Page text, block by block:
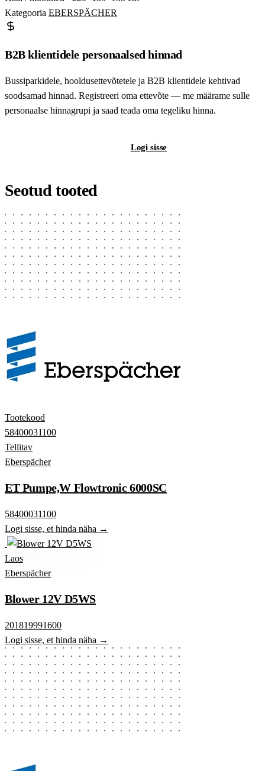
Kategooria EBERSPÄCHER
B2B klientidele personaalsed hinnad
Bussiparkidele, hooldusettevõtetele ja B2B klientidele kehtivad
soodsamad hinnad. Registreeri oma ettevõte — me määrame sulle
personaalse hinnagrupi ja saad teada oma tegeliku hinna.
Logi sisse
Seotud tooted
Tootekood
58400031100
Tellitav
Eberspächer
ET Pumpe,W Flowtronic 6000SC
58400031100
Logi sisse, et hinda näha →
Laos
Eberspächer
Blower 12V D5WS
201819991600
Logi sisse, et hinda näha →